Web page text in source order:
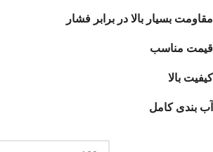
مقاومت بسیار بالا در برابر فشار
قیمت مناسب
کیفیت بالا
آب بندی کامل